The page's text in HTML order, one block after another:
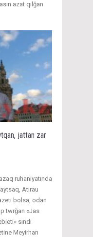
azat qılğan
jattan zar
ruhaniyatında
Atırau
bolsa, odan
twrğan «Jas
sındı
Meyirhan